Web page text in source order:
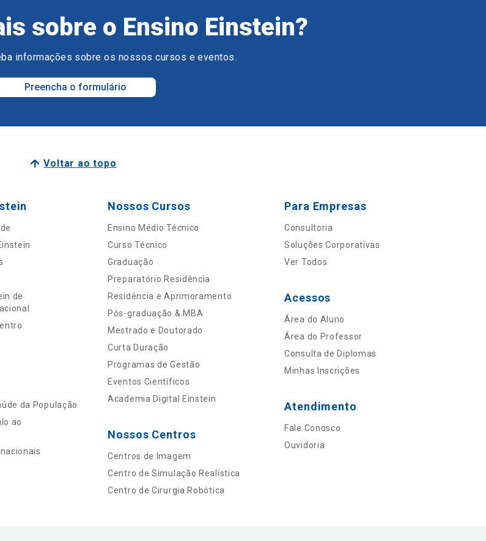
sobre o Ensino Einstein?
informações sobre os nossos cursos e eventos.
Preencha o formulário
Voltar ao topo
de
da População
ao
Nossos Cursos
Ensino Médio Técnico
Curso Técnico
Graduação
Preparatório Residência
Residência e Aprimoramento
Pós-graduação & MBA
Mestrado e Doutorado
Curta Duração
Programas de Gestão
Eventos Científicos
Academia Digital Einstein
Nossos Centros
Centros de Imagem
Centro de Simulação Realística
Centro de Cirurgia Robótica
Para Empresas
Consultoria
Soluções Corporativas
Ver Todos
Acessos
Área do Aluno
Área do Professor
Consulta de Diplomas
Minhas Inscrições
Atendimento
Fale Conosco
Ouvidoria